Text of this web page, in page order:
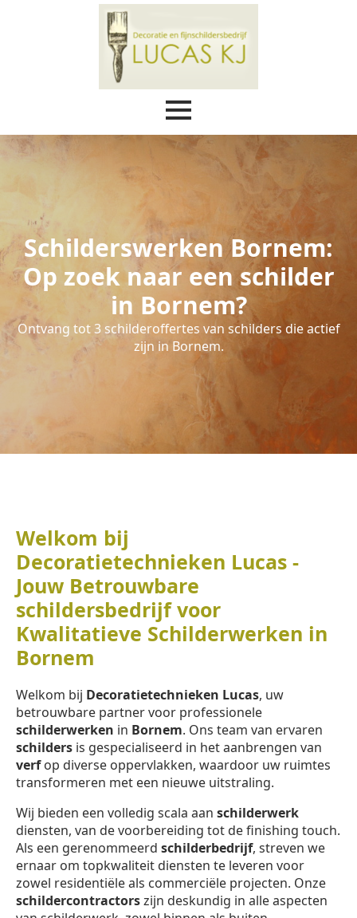
Schilderswerken Bornem:
Op zoek naar een schilder
in Bornem?
Ontvang tot 3 schilderoffertes van schilders die actief
zijn in Bornem.
Welkom bij
Decoratietechnieken Lucas -
Jouw Betrouwbare
schildersbedrijf voor
Kwalitatieve Schilderwerken in
Bornem
Welkom bij Decoratietechnieken Lucas, uw
betrouwbare partner voor professionele
schilderwerken in Bornem. Ons team van ervaren
schilders is gespecialiseerd in het aanbrengen van
verfop diverse oppervlakken, waardoor uw ruimtes
transformeren met een nieuwe uitstraling.
Wij bieden een volledig scala aan schilderwerk
diensten, van de voorbereiding tot de finishing touch.
Als een gerenommeerd schilderbedrijf, streven we
ernaar om topkwaliteit diensten te leveren voor
zowel residentiële als commerciële projecten. Onze
schildercontractorszijn deskundig in alle aspecten